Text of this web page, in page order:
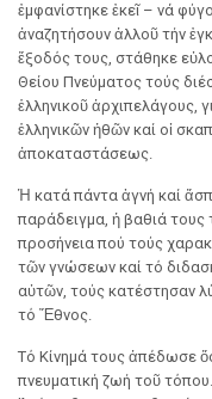
ἐμφανίστηκε ἐκεῖ – νά
ἀναζητήσουν ἀλλοῦ τήν
ἔξοδός τους, στάθηκε
Θείου Πνεύματος τούς
ἑλληνικοῦ ἀρχιπελάγους,
ἑλληνικῶν ἠθῶν καί οἱ
ἀποκαταστάσεως.
Ἡ κατά πάντα ἁγνή καί
παράδειγμα, ἡ βαθιά
προσήνεια πού τούς
τῶν γνώσεων καί τό
αὐτῶν, τούς κατέστησαν
τό Ἔθνος.
Τό Κίνημά τους ἀπέδωσε
πνευματική ζωή τοῦ